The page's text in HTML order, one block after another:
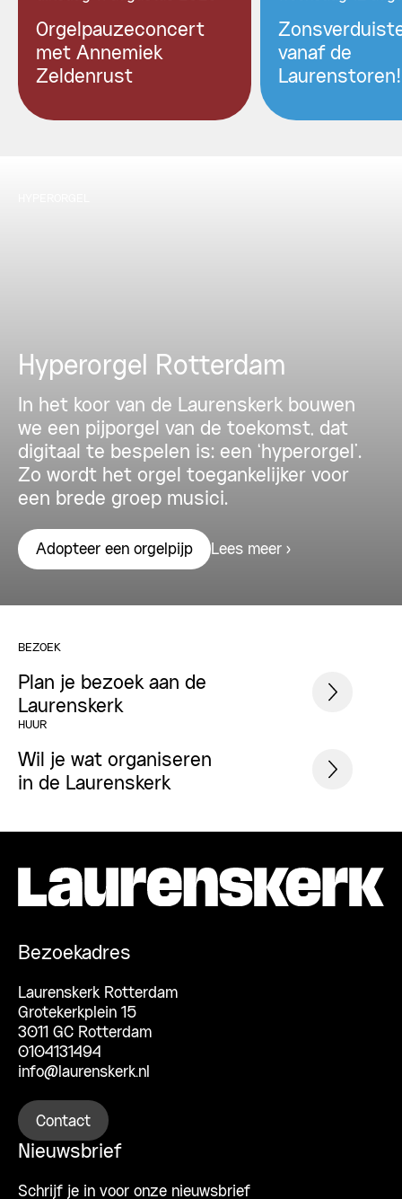
Orgelpauzeconcert
met Annemiek
Zeldenrust
vanaf de
Laurenstoren!
Hyperorgel Rotterdam
In het koor van de Laurenskerk bouwen
we een pijporgel van de toekomst, dat
digitaal te bespelen is: een ‘hyperorgel’.
Zo wordt het orgel toegankelijker voor
een brede groep musici.
Adopteer een orgelpijp Lees meer
BEZOEK
Plan je bezoek aan de
Laurenskerk
HUUR
Wil je wat organiseren
in de Laurenskerk
Bezoekadres
Laurenskerk Rotterdam
Grotekerkplein 15
3011 GC Rotterdam
0104131494
info@laurenskerk.nl
Contact
Nieuwsbrief
Schrijf je in voor onze nieuwsbrief